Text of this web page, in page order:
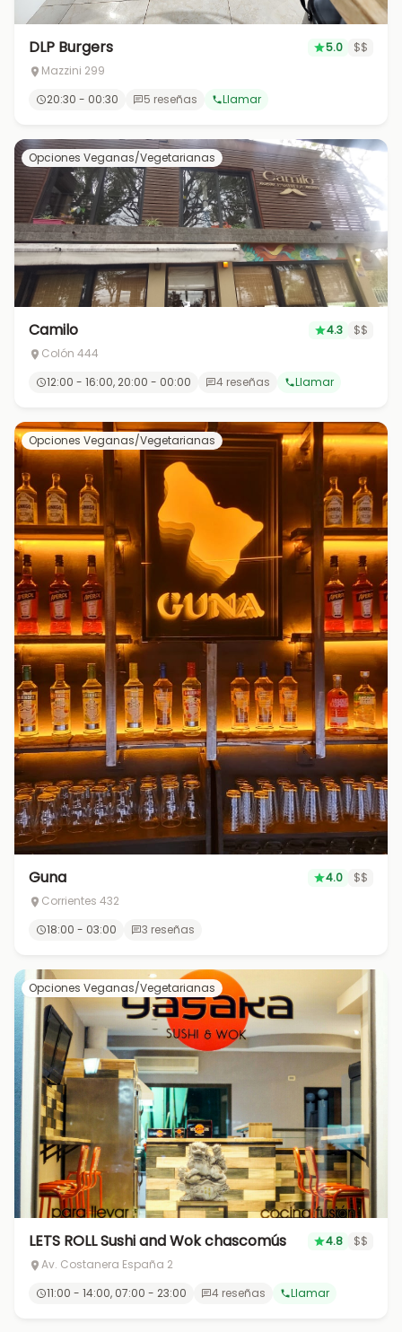
DLP Burgers 5.0
$$
Mazzini 299
20:30 - 00:30
5 reseñas Llamar
Opciones Veganas/Vegetarianas
Camilo 4.3
$$
Colón 444
12:00 - 16:00, 20:00 - 00:00
4 reseñas Llamar
Opciones Veganas/Vegetarianas
Guna 4.0
$$
Corrientes 432
18:00 - 03:00
3 reseñas
Opciones Veganas/Vegetarianas
LETS ROLL Sushi and Wok chascomús 4.8
$$
Av. Costanera España 2
11:00 - 14:00, 07:00 - 23:00
4 reseñas Llamar